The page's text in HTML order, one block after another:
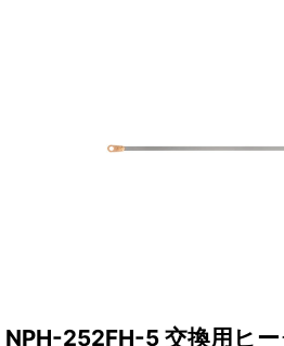
NPH-252FH-5 交換用ヒー